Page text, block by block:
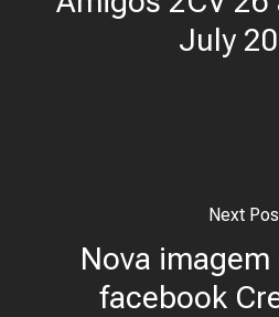
July
Next
Nova
facebook